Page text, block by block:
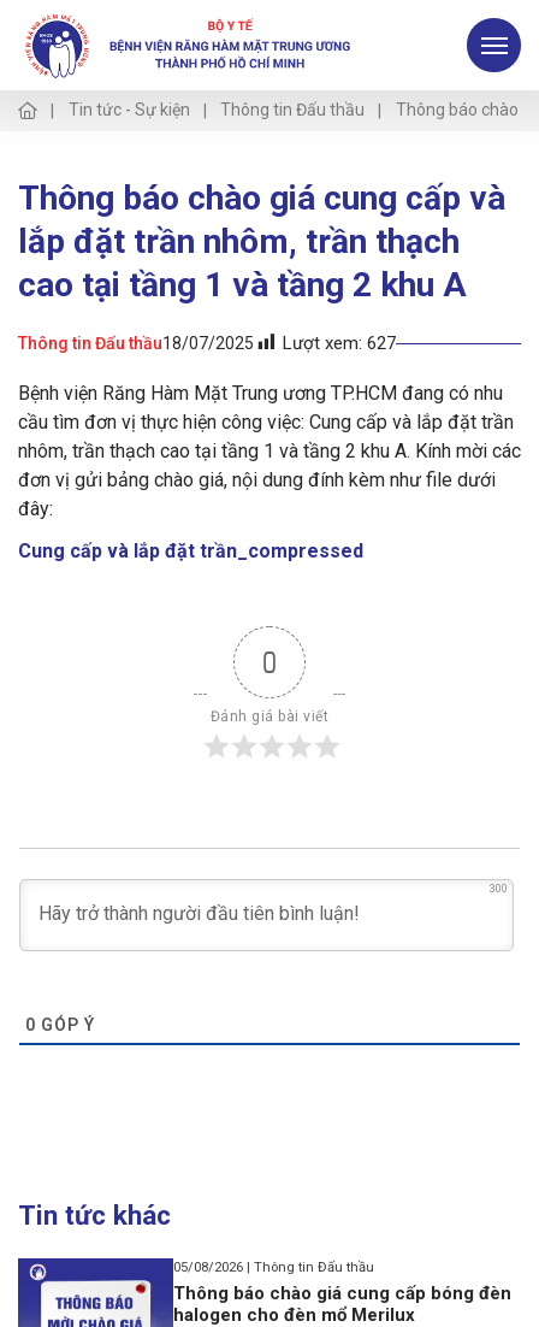
Tin tức - Sự kiện Thông tin Đấu thầu Thông báo chào
Thông báo chào giá cung cấp và
lắp đặt trần nhôm, trần thạch
cao tại tầng 1 và tầng 2 khu A
Thông tin Đấu thầu18/07/2025 Lượt xem: 627
Bệnh viện Răng Hàm Mặt Trung ương TP.HCM đang có nhu
cầu tìm đơn vị thực hiện công việc: Cung cấp và lắp đặt trần
nhôm, trần thạch cao tại tầng 1 và tầng 2 khu A. Kính mời các
đơn vị gửi bảng chào giá, nội dung đính kèm như file dưới
đây:
Cung cấp và lắp đặt trần_compressed
0
Đánh giá bài viết
300
0 GÓP Ý
Tin tức khác
05/08/2026 | Thông tin Đấu thầu
Thông báo chào giá cung cấp bóng đèn
halogen cho đèn mổ Merilux